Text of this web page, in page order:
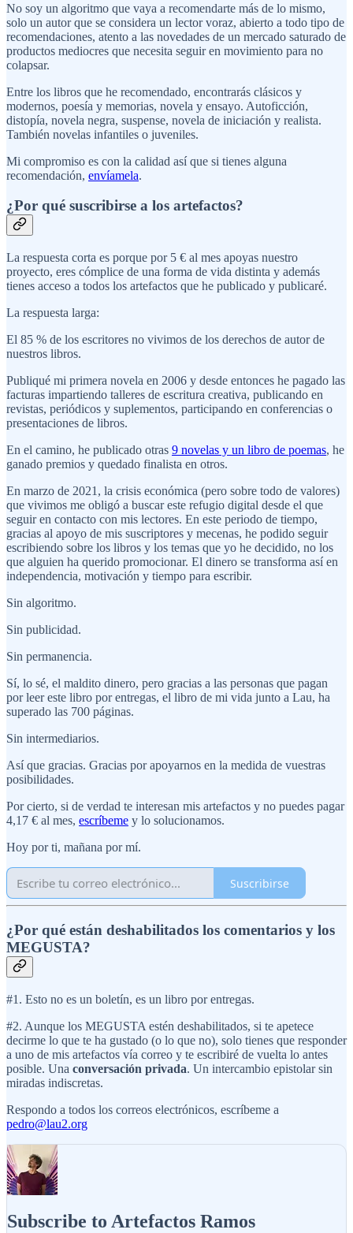
No soy un algoritmo que vaya a recomendarte más de lo mismo,
solo un autor que se considera un lector voraz, abierto a todo tipo de
recomendaciones, atento a las novedades de un mercado saturado de
productos mediocres que necesita seguir en movimiento para no
colapsar.
Entre los libros que he recomendado, encontrarás clásicos y
modernos, poesía y memorias, novela y ensayo. Autoficción,
distopía, novela negra, suspense, novela de iniciación y realista.
También novelas infantiles o juveniles.
Mi compromiso es con la calidad así que si tienes alguna
recomendación, envíamela.
¿Por qué suscribirse a los artefactos?
La respuesta corta es porque por 5 € al mes apoyas nuestro
proyecto, eres cómplice de una forma de vida distinta y además
tienes acceso a todos los artefactos que he publicado y publicaré.
La respuesta larga:
El 85 % de los escritores no vivimos de los derechos de autor de
nuestros libros.
Publiqué mi primera novela en 2006 y desde entonces he pagado las
facturas impartiendo talleres de escritura creativa, publicando en
revistas, periódicos y suplementos, participando en conferencias o
presentaciones de libros.
En el camino, he publicado otras 9 novelas y un libro de poemas, he
ganado premios y quedado finalista en otros.
En marzo de 2021, la crisis económica (pero sobre todo de valores)
que vivimos me obligó a buscar este refugio digital desde el que
seguir en contacto con mis lectores. En este periodo de tiempo,
gracias al apoyo de mis suscriptores y mecenas, he podido seguir
escribiendo sobre los libros y los temas que yo he decidido, no los
que alguien ha querido promocionar. El dinero se transforma así en
independencia, motivación y tiempo para escribir.
Sin algoritmo.
Sin publicidad.
Sin permanencia.
Sí, lo sé, el maldito dinero, pero gracias a las personas que pagan
por leer este libro por entregas, el libro de mi vida junto a Lau, ha
superado las 700 páginas.
Sin intermediarios.
Así que gracias. Gracias por apoyarnos en la medida de vuestras
posibilidades.
Por cierto, si de verdad te interesan mis artefactos y no puedes pagar
4,17 € al mes, escríbeme y lo solucionamos.
Hoy por ti, mañana por mí.
Suscribirse
¿Por qué están deshabilitados los comentarios y los
MEGUSTA?
#1. Esto no es un boletín, es un libro por entregas.
#2. Aunque los MEGUSTA estén deshabilitados, si te apetece
decirme lo que te ha gustado (o lo que no), solo tienes que responder
a uno de mis artefactos vía correo y te escribiré de vuelta lo antes
posible. Una conversación privada. Un intercambio epistolar sin
miradas indiscretas.
Respondo a todos los correos electrónicos, escríbeme a
pedro@lau2.org
Subscribe to Artefactos Ramos